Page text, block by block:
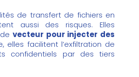
de transfert de fichiers en
aussi des risques. Elles
vecteur pour injecter des
elles facilitent l’exfiltration de
confidentiels par des tiers